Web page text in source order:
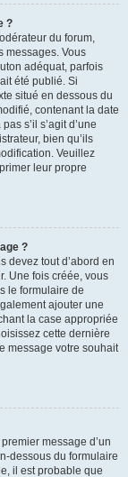
?
du forum,
messages. Vous
adéquat, parfois
été publié. Si
situé en dessous du
contenant la date
s’il s’agit d’une
bien qu’ils
Veuillez
leur propre
?
devez tout d’abord en
Une fois créée, vous
le formulaire de
ajouter une
la case appropriée
cette dernière
message votre souhait
message d’un
dessous du formulaire
il est probable que